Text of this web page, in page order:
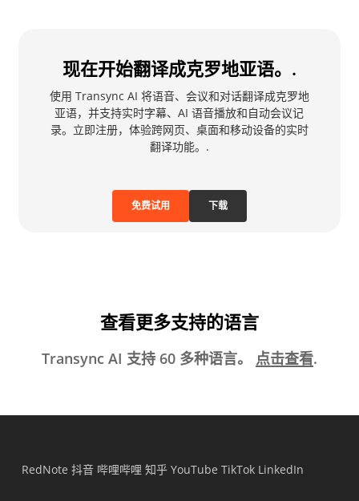
现在开始翻译成克罗地亚语。.
使用 Transync AI 将语音、会议和对话翻译成克罗地
亚语，并支持实时字幕、AI 语音播放和自动会议记
录。立即注册，体验跨网页、桌面和移动设备的实时
翻译功能。.
免费试用 下载
查看更多支持的语言
Transync AI 支持 60 多种语言。 点击查看.
RedNote 抖音 哔哩哔哩 知乎 YouTube TikTok LinkedIn